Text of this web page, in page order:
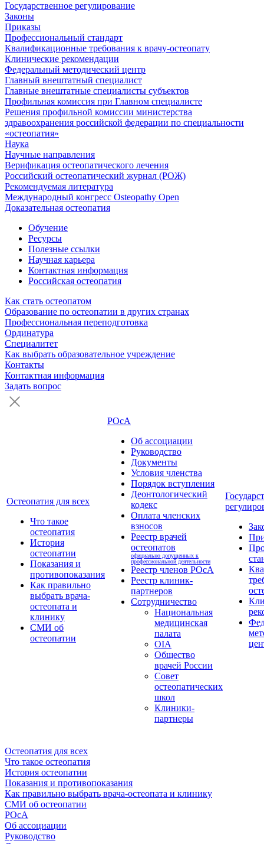
Государственное регулирование
Законы
Приказы
Профессиональный стандарт
Квалификационные требования к врачу-остеопату
Клинические рекомендации
Федеральный методический центр
Главный внештатный специалист
Главные внештатные специалисты субъектов
Профильная комиссия при Главном специалисте
Решения профильной комиссии министерства
здравоохранения российской федерации по специальности
«остеопатия»
Наука
Научные направления
Верификация остеопатического лечения
Российский остеопатический журнал (РОЖ)
Рекомендуемая литература
Международный конгресс Osteopathy Open
Доказательная остеопатия
Обучение
Ресурсы
Полезные ссылки
Научная карьера
Контактная информация
Российская остеопатия
Как стать остеопатом
Образование по остеопатии в других странах
Профессиональная переподготовка
Ординатура
Специалитет
Как выбрать образовательное учреждение
Контакты
Контактная информация
Задать вопрос
Остеопатия для всех
Что такое
остеопатия
История
остеопатии
Показания и
противопоказания
Как правильно
выбрать врача-
остеопата и
клинику
СМИ об
остеопатии
РОсА
Об ассоциации
Руководство
Документы
Условия членства
Порядок вступления
Деонтологический
кодекс
Оплата членских
взносов
Реестр врачей
остеопатов
официально допущенных к
профессиональной деятельности
Реестр членов РОсА
Реестр клиник-
партнеров
Сотрудничество
Национальная
медицинская
палата
OIA
Общество
врачей России
Совет
остеопатических
школ
Клиники-
партнеры
Остеопатия для всех
Что такое остеопатия
История остеопатии
Показания и противопоказания
Как правильно выбрать врача-остеопата и клинику
СМИ об остеопатии
РОсА
Об ассоциации
Руководство